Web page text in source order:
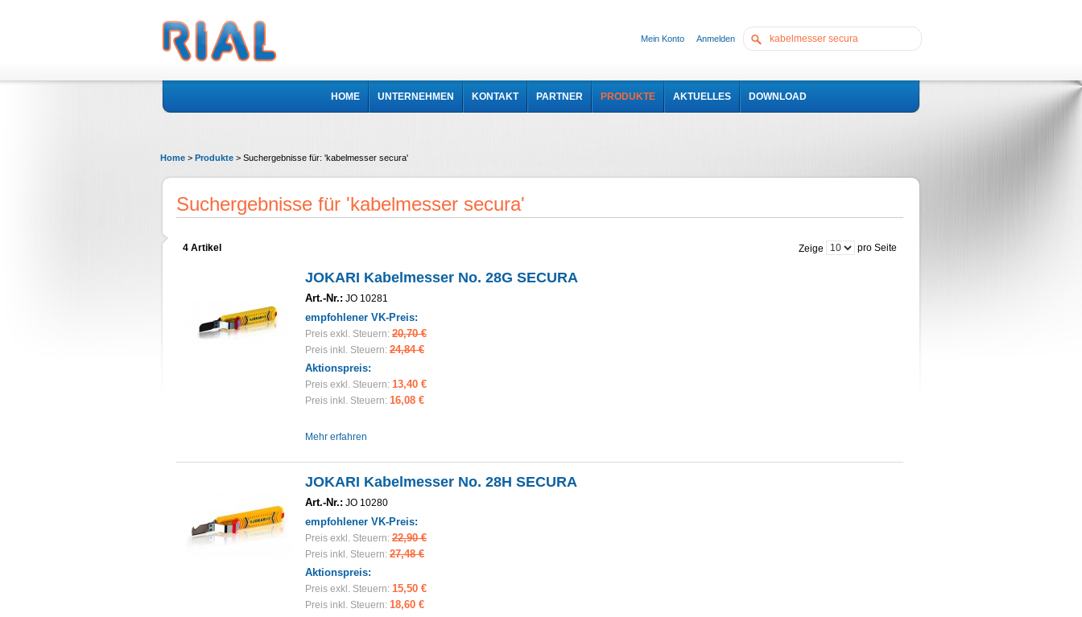
Mein Konto Anmelden
HOME UNTERNEHMEN KONTAKT PARTNER PRODUKTE AKTUELLES DOWNLOAD
Home > Produkte > Suchergebnisse für: 'kabelmesser secura'
Suchergebnisse für 'kabelmesser secura'
4 Artikel Zeige pro Seite
JOKARI Kabelmesser No. 28G SECURA
Art.-Nr.: JO 10281
empfohlener VK-Preis:
Preis exkl. Steuern: 20,70 €
Preis inkl. Steuern: 24,84 €
Aktionspreis:
Preis exkl. Steuern: 13,40 €
Preis inkl. Steuern: 16,08 €
Mehr erfahren
JOKARI Kabelmesser No. 28H SECURA
Art.-Nr.: JO 10280
empfohlener VK-Preis:
Preis exkl. Steuern: 22,90 €
Preis inkl. Steuern: 27,48 €
Aktionspreis:
Preis exkl. Steuern: 15,50 €
Preis inkl. Steuern: 18,60 €